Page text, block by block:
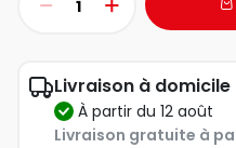
Livraison à domicile
à partir du 12 août
Livraison gratuite à